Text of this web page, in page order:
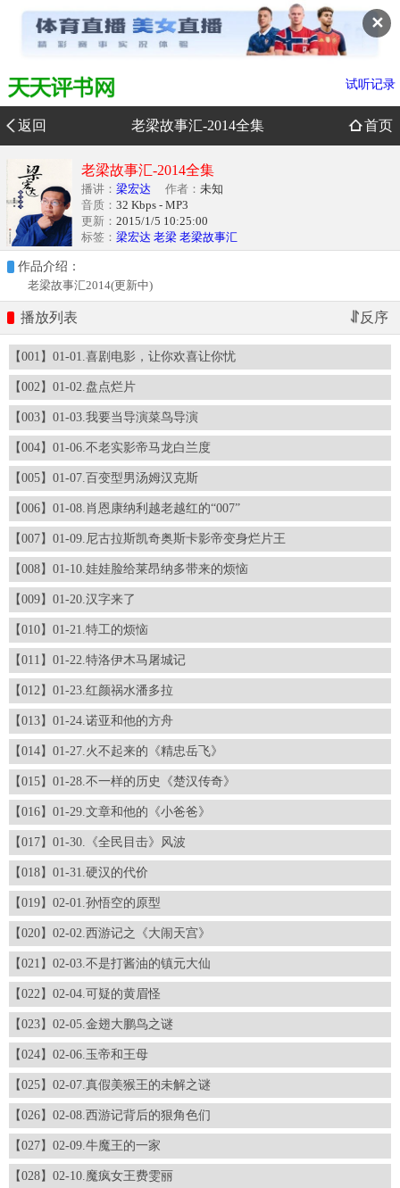
✕
试听记录
返回 老梁故事汇-2014全集 首页
老梁故事汇-2014全集
播讲： 梁宏达 作者： 未知
音质： 32 Kbps - MP3
更新： 2015/1/5 10:25:00
标签： 梁宏达 老梁 老梁故事汇
作品介绍：
老梁故事汇2014(更新中)
播放列表
【001】01-01.喜剧电影，让你欢喜让你忧
【002】01-02.盘点烂片
【003】01-03.我要当导演菜鸟导演
【004】01-06.不老实影帝马龙白兰度
【005】01-07.百变型男汤姆汉克斯
【006】01-08.肖恩康纳利越老越红的“007”
【007】01-09.尼古拉斯凯奇奥斯卡影帝变身烂片王
【008】01-10.娃娃脸给莱昂纳多带来的烦恼
【009】01-20.汉字来了
【010】01-21.特工的烦恼
【011】01-22.特洛伊木马屠城记
【012】01-23.红颜祸水潘多拉
【013】01-24.诺亚和他的方舟
【014】01-27.火不起来的《精忠岳飞》
【015】01-28.不一样的历史《楚汉传奇》
【016】01-29.文章和他的《小爸爸》
【017】01-30.《全民目击》风波
【018】01-31.硬汉的代价
【019】02-01.孙悟空的原型
【020】02-02.西游记之《大闹天宫》
【021】02-03.不是打酱油的镇元大仙
【022】02-04.可疑的黄眉怪
【023】02-05.金翅大鹏鸟之谜
【024】02-06.玉帝和王母
【025】02-07.真假美猴王的未解之谜
【026】02-08.西游记背后的狠角色们
【027】02-09.牛魔王的一家
【028】02-10.魔疯女王费雯丽